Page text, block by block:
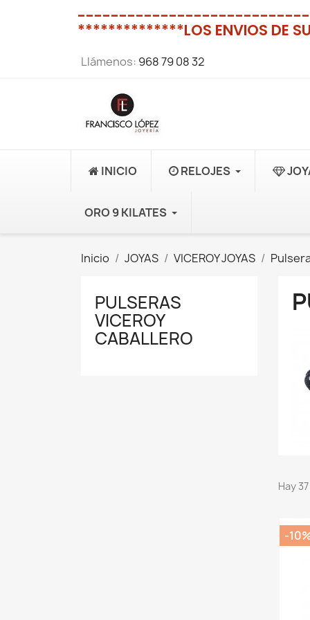
----------------------------
**************LOS ENVIOS DE
Llámenos: 968 79 08 32
INICIO RELOJES
ORO 9 KILATES
Inicio JOYAS VICEROY JOYAS
PULSERAS
VICEROY
CABALLERO
Hay
-